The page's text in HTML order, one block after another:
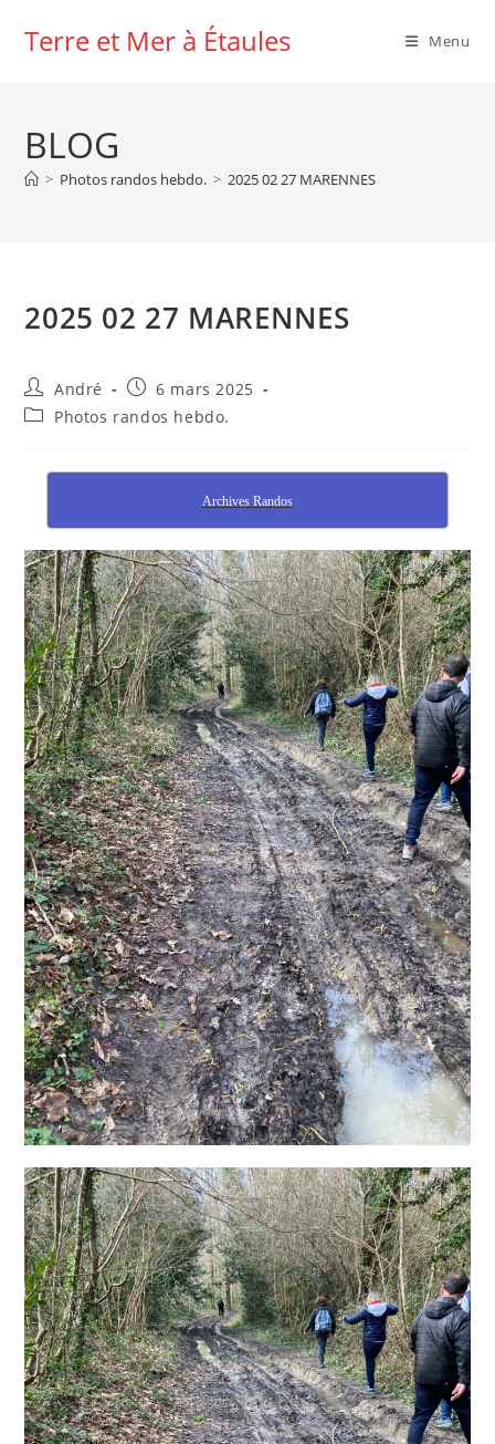
Terre et Mer à Étaules Menu
BLOG
> Photos randos hebdo. > 2025 02 27 MARENNES
2025 02 27 MARENNES
Auteur/autrice
de
la
André
Publication
publiée :
6 mars 2025
PostPhotos randos hebdo.
Archives Randos